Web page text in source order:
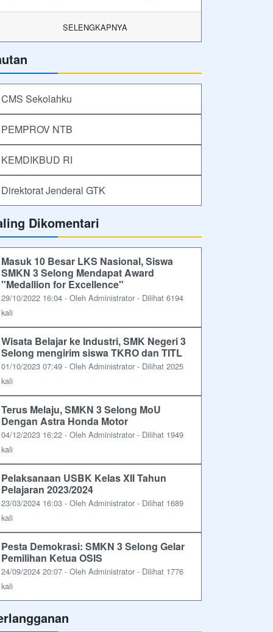
SELENGKAPNYA
CMS Sekolahku
PEMPROV NTB
KEMDIKBUD RI
Direktorat Jenderal GTK
Dikomentari
Masuk 10 Besar LKS Nasional, Siswa
SMKN 3 Selong Mendapat Award
"Medallion for Excellence"
29/10/2022 16:04 - Oleh Administrator - Dilihat 6194
kali
Wisata Belajar ke Industri, SMK Negeri 3
Selong mengirim siswa TKRO dan TITL
01/10/2023 07:49 - Oleh Administrator - Dilihat 2025
kali
Terus Melaju, SMKN 3 Selong MoU
Dengan Astra Honda Motor
04/12/2023 16:22 - Oleh Administrator - Dilihat 1949
kali
Pelaksanaan USBK Kelas XII Tahun
Pelajaran 2023/2024
23/03/2024 16:03 - Oleh Administrator - Dilihat 1689
kali
Pesta Demokrasi: SMKN 3 Selong Gelar
Pemilihan Ketua OSIS
24/09/2024 20:07 - Oleh Administrator - Dilihat 1776
kali